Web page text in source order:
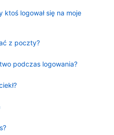
logował się na moje
z poczty?
podczas logowania?